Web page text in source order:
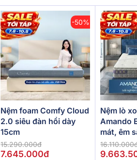
-50%
Nệm foam Comfy Cloud
2.0 siêu đàn hồi dày
15cm
15.290.000đ
7.645.000đ
Nệm lò
Amando
mát, êm